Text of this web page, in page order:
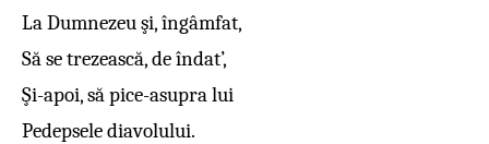
La Dumnezeu şi, îngâmfat,
Să se trezească, de îndat’,
Şi-apoi, să pice-asupra lui
Pedepsele diavolului.